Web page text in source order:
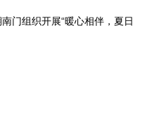
门组织开展“暖心相伴，夏日